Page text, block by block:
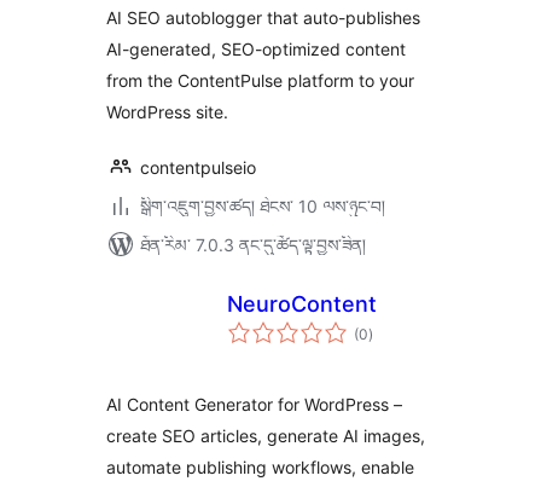
ཚང་།
AI SEO autoblogger that auto-publishes
AI-generated, SEO-optimized content
from the ContentPulse platform to your
WordPress site.
contentpulseio
སྒྲིག་འཇུག་བྱས་ཚད། ཐེངས་ 10 ལས་ཉུང་བ།
ཐོན་རིམ་ 7.0.3 ནང་དུ་ཚོད་ལྟ་བྱས་ཟིན།
NeuroContent
(0གདེང་
འཇོག་
)
AI Content Generator for WordPress –
create SEO articles, generate AI images,
automate publishing workflows, enable